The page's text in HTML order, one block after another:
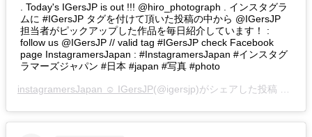
. Today's IGersJP is out !!! @hiro_photograph . インスタグラ
ムに #IGersJP タグを付けて頂いた投稿の中から @IGersJP
担当者がピックアップした作品を毎日紹介しています！ :
follow us @IGersJP // valid tag #IGersJP check Facebook
page InstagramersJapan : #InstagramersJapan #インスタグ
ラマーズジャパン #日本 #japan #写真 #photo
instagramersJapan ☺︎ IGersJP(@igersjp)がシェアした投稿 –